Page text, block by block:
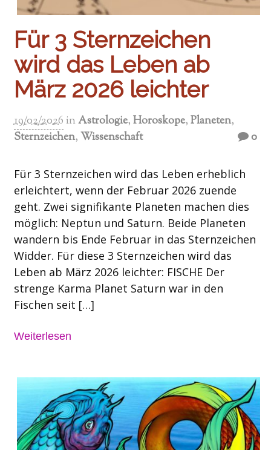
Für 3 Sternzeichen
wird das Leben ab
März 2026 leichter
19/02/2026 inAstrologie,Horoskope,Planeten,
Sternzeichen, Wissenschaft 0
Für 3 Sternzeichen wird das Leben erheblich
erleichtert, wenn der Februar 2026 zuende
geht. Zwei signifikante Planeten machen dies
möglich: Neptun und Saturn. Beide Planeten
wandern bis Ende Februar in das Sternzeichen
Widder. Für diese 3 Sternzeichen wird das
Leben ab März 2026 leichter: FISCHE Der
strenge Karma Planet Saturn war in den
Fischen seit […]
Weiterlesen